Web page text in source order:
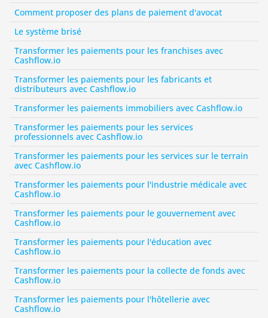
Comment proposer des plans de paiement d'avocat
Le système brisé
Transformer les paiements pour les franchises avec
Cashflow.io
Transformer les paiements pour les fabricants et
distributeurs avec Cashflow.io
Transformer les paiements immobiliers avec Cashflow.io
Transformer les paiements pour les services
professionnels avec Cashflow.io
Transformer les paiements pour les services sur le terrain
avec Cashflow.io
Transformer les paiements pour l'industrie médicale avec
Cashflow.io
Transformer les paiements pour le gouvernement avec
Cashflow.io
Transformer les paiements pour l'éducation avec
Cashflow.io
Transformer les paiements pour la collecte de fonds avec
Cashflow.io
Transformer les paiements pour l'hôtellerie avec
Cashflow.io